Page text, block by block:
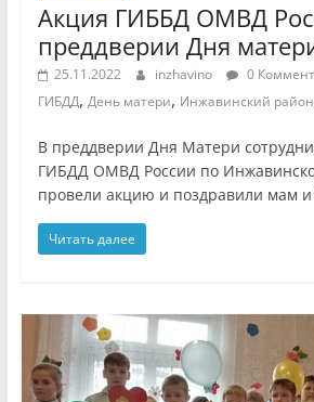
Акция ГИББД ОМВД
преддверии Дня
25.11.2022 inzhavino 0
ГИБДД, День матери, Инжавинский район
В преддверии Дня Матери
ГИБДД ОМВД России по
провели акцию и поздравили мам и
Читать далее